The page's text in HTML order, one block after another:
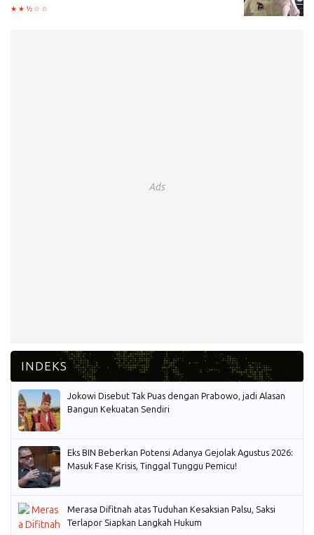
Ads
Jokowi Disebut Tak Puas dengan Prabowo, jadi Alasan
Bangun Kekuatan Sendiri
Eks BIN Beberkan Potensi Adanya Gejolak Agustus 2026:
Masuk Fase Krisis, Tinggal Tunggu Pemicu!
Merasa Difitnah atas Tuduhan Kesaksian Palsu, Saksi
Terlapor Siapkan Langkah Hukum